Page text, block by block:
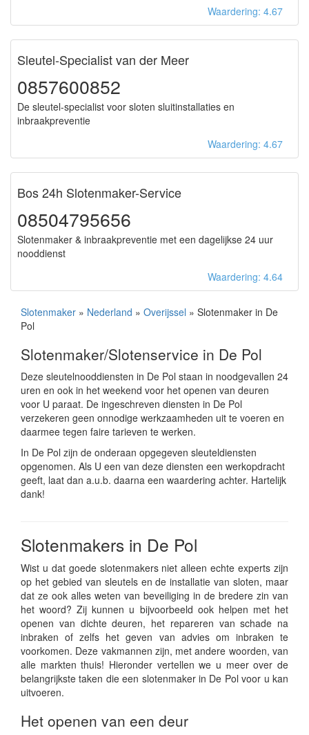
Waardering: 4.67
Sleutel-Specialist van der Meer
0857600852
De sleutel-specialist voor sloten sluitinstallaties en
inbraakpreventie
Waardering: 4.67
Bos 24h Slotenmaker-Service
08504795656
Slotenmaker & inbraakpreventie met een dagelijkse 24 uur
nooddienst
Waardering: 4.64
Slotenmaker » Nederland » Overijssel » Slotenmaker in De
Pol
Slotenmaker/Slotenservice in De Pol
Deze sleutelnooddiensten in De Pol staan in noodgevallen 24
uren en ook in het weekend voor het openen van deuren
voor U paraat. De ingeschreven diensten in De Pol
verzekeren geen onnodige werkzaamheden uit te voeren en
daarmee tegen faire tarieven te werken.
In De Pol zijn de onderaan opgegeven sleuteldiensten
opgenomen. Als U een van deze diensten een werkopdracht
geeft, laat dan a.u.b. daarna een waardering achter. Hartelijk
dank!
Slotenmakers in De Pol
Wist u dat goede slotenmakers niet alleen echte experts zijn
op het gebied van sleutels en de installatie van sloten, maar
dat ze ook alles weten van beveiliging in de bredere zin van
het woord? Zij kunnen u bijvoorbeeld ook helpen met het
openen van dichte deuren, het repareren van schade na
inbraken of zelfs het geven van advies om inbraken te
voorkomen. Deze vakmannen zijn, met andere woorden, van
alle markten thuis! Hieronder vertellen we u meer over de
belangrijkste taken die een slotenmaker in De Pol voor u kan
uitvoeren.
Het openen van een deur